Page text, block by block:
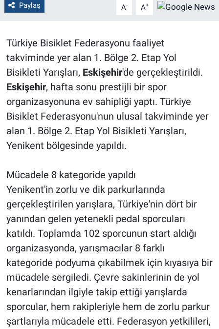
Paylaş A- A+
Türkiye Bisiklet Federasyonu faaliyet
takviminde yer alan 1. Bölge 2. Etap Yol
Bisikleti Yarışları, Eskişehir'de gerçekleştirildi.
Eskişehir, hafta sonu prestijli bir spor
organizasyonuna ev sahipliği yaptı. Türkiye
Bisiklet Federasyonu'nun ulusal takviminde yer
alan 1. Bölge 2. Etap Yol Bisikleti Yarışları,
Yenikent bölgesinde yapıldı.
Mücadele 8 kategoride yapıldı
Yenikent'in zorlu ve dik parkurlarında
gerçekleştirilen yarışlara, Türkiye'nin dört bir
yanından gelen yetenekli pedal sporcuları
katıldı. Toplamda 102 sporcunun start aldığı
organizasyonda, yarışmacılar 8 farklı
kategoride podyuma çıkabilmek için kıyasıya bir
mücadele sergiledi. Çevre sakinlerinin de yol
kenarlarından ilgiyle takip ettiği yarışlarda
sporcular, hem rakipleriyle hem de zorlu parkur
şartlarıyla mücadele etti. Federasyon yetkilileri,
Magazin
Bilim ve Teknoloji